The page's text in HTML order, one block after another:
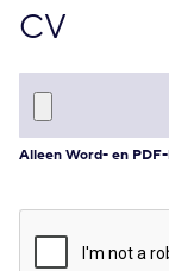
CV
Alleen Word- en